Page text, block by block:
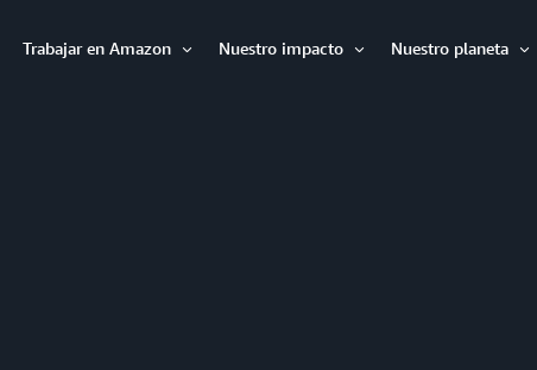
Trabajar en Amazon
Nuestro impacto
Nuestro planeta